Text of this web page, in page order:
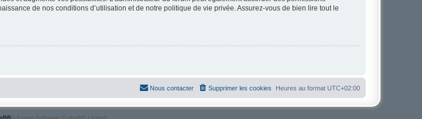
de nos conditions d’utilisation et de notre politique de vie privée. Assurez-vous de bien lire tout le
Heures au format UTC+02:00
Supprimer les cookies
Nous contacter
® Forum Software © phpBB Limited